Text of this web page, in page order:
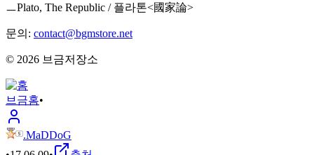
ㅡPlato, The Republic / 플라톤<國家論>
문의: contact@bgmstore.net
© 2026 브금저장소
브금홈•
.MaDDoG